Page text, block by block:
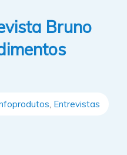
Bruno
Entrevistas